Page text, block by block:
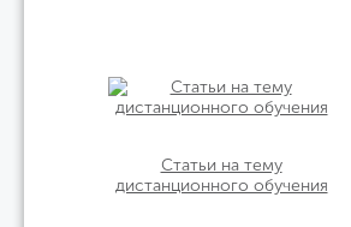
Статьи на тему
дистанционного обучения